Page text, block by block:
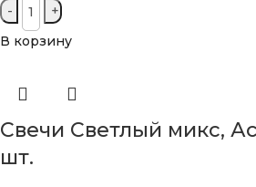
В корзину
Свечи Светлый микс,
шт.